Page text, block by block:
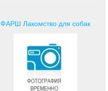
ФАРШ Лакомство для собак